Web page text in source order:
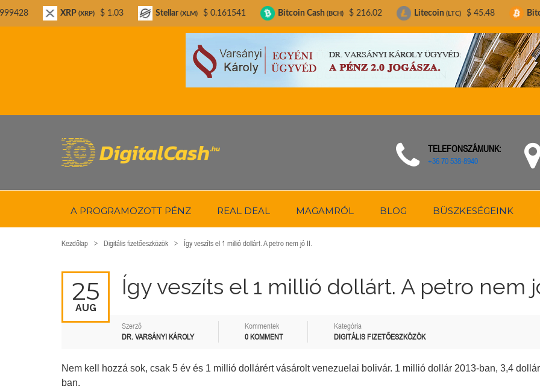
TELEFONSZÁMUNK:
+36 70 538-8940
A PROGRAMOZOTT PÉNZ REAL DEAL MAGAMRÓL BLOG BÜSZKESÉGEINK
Kezdőlap Digitális fizetőeszközök Így veszíts el 1 millió dollárt. A petro nem jó II.
25
AUG
Így veszíts el 1 millió dollárt. A petro nem
Szerző
DR. VARSÁNYI KÁROLY
Kommentek
0 KOMMENT
Kategória
DIGITÁLIS FIZETŐESZKÖZÖK
Nem kell hozzá sok, csak 5 év és 1 millió dollárért vásárolt venezuelai bolivár. 1 millió dollár 2013-ban, 3,4
ban.
XRP(XRP) $ 1.03 Stellar (XLM) $ 0.161541 Bitcoin Cash(BCH) $ 216.02 Litecoin (LTC) $ 45.48 Bitcoin (BTC) $